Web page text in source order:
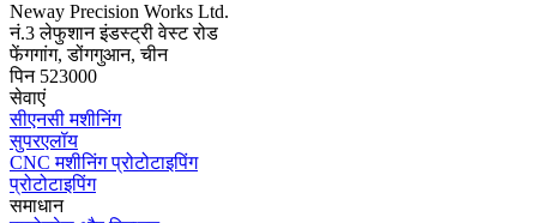
Neway Precision Works Ltd.
नं.3 लेफुशान इंडस्ट्री वेस्ट रोड
फेंगगांग, डोंगगुआन, चीन
पिन 523000
सेवाएं
सीएनसी मशीनिंग
सुपरएलॉय
CNC मशीनिंग प्रोटोटाइपिंग
प्रोटोटाइपिंग
समाधान